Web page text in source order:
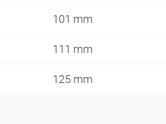
101 mm
111 mm
125 mm